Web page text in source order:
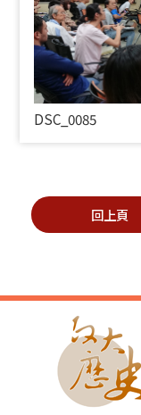
DSC_0085
回上頁